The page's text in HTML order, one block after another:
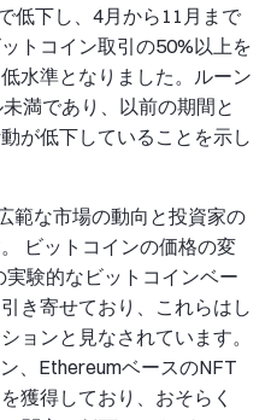
低下し、4月から11月まで
トコイン取引の50%以上を
水準となりました。ルーン
満であり、以前の期間と
が低下していることを示し
範な市場の動向と投資家の
ビットコインの価格の変
験的なビットコインベー
き寄せており、これらはし
ョンと見なされています。
、EthereumベースのNFT
獲得しており、おそらく